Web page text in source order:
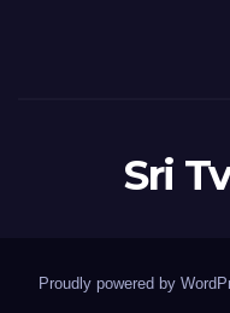
Sri
Proudly powered by